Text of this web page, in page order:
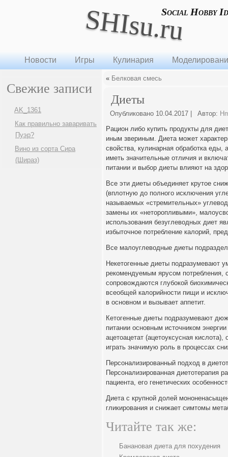
SHIsu.ruSocial Hobby
Новости Игры Кулинария
Свежие записи
AK_1361
Как правильно заваривать
Пуэр?
Вино из сорта Сира
(Шираз)
« Белковая смесь
Диеты
Опубликовано 10.04.2017 Автор:
Рацион либо купить продукты для
иным звериным. Диета может
свойства, кулинарная обработка
иметь значительные отличия и
питании и выбор диеты влияют на
Все эти диеты объединяет крутое
(вплотную до полного исключения
называемых «стремительных»
замены их «неторопливыми»,
использования безуглеводных диет
избыточное потребление калорий,
Все малоуглеводные диеты
Некетогенные диеты подразумевают
рекомендуемым ярусом потребления,
сопровождаются глубокой
всеобщей калорийности пищи и
в основном и вызывает аппетит.
Кетогенные диеты подразумевают
питании основным источником
ацетоацетат (ацетоуксусная
играть значимую роль в процессах
Персонализированный подход в
Персонализированная диетотерапия
пациента, его генетических
Диета с крупной долей
гликирования и снижает симтомы
Читайте так же:
Банановая диета для похудения